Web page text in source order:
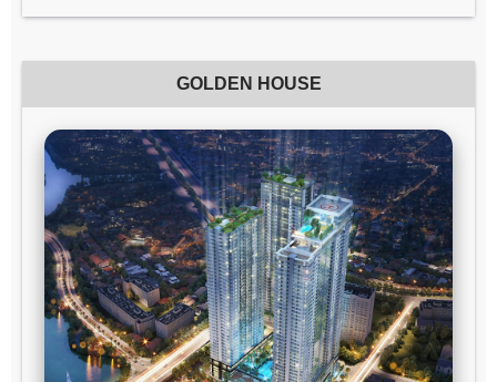
GOLDEN HOUSE